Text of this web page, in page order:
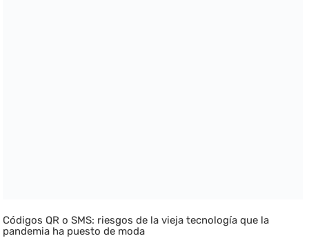
Códigos QR o SMS: riesgos de la vieja tecnología que la
pandemia ha puesto de moda